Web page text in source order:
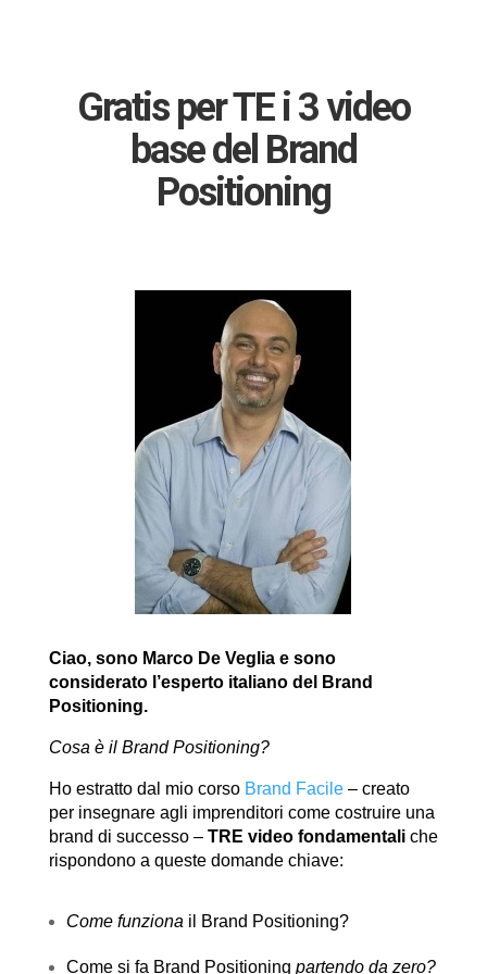
Gratis per TE i 3 video
base del Brand
Positioning
Ciao, sono Marco De Veglia e sono
considerato l’esperto italiano del Brand
Positioning.
Cosa è il Brand Positioning?
Ho estratto dal mio corso Brand Facile– creato
per insegnare agli imprenditori come costruire una
brand di successo – TRE video fondamentaliche
rispondono a queste domande chiave:
Come funziona il Brand Positioning?
Come si fa Brand Positioning partendo da zero?